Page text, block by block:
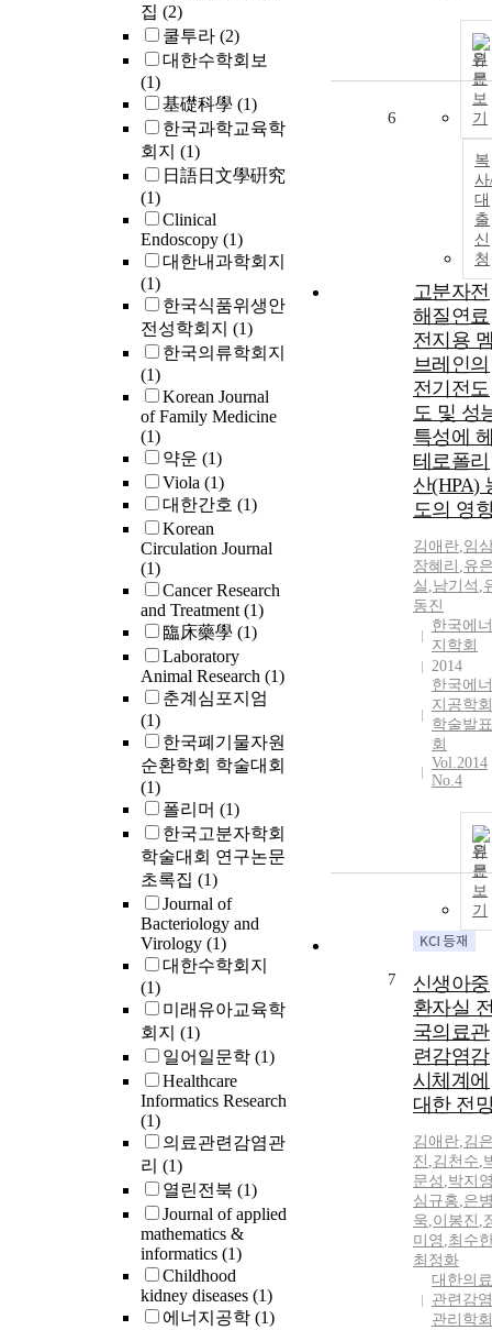
집 (2)
쿨투라 (2)
대한수학회보
(1)
基礎科學 (1)
한국과학교육학
회지 (1)
日語日文學硏究
(1)
Clinical
Endoscopy (1)
대한내과학회지
(1)
한국식품위생안
전성학회지 (1)
한국의류학회지
(1)
Korean Journal
of Family Medicine
(1)
약운 (1)
Viola (1)
대한간호 (1)
Korean
Circulation Journal
(1)
Cancer Research
and Treatment(1)
臨床藥學 (1)
Laboratory
Animal Research (1)
춘계심포지엄
(1)
한국폐기물자원
순환학회 학술대회
(1)
폴리머 (1)
한국고분자학회
학술대회 연구논문
초록집 (1)
Journal of
Bacteriology and
Virology (1)
대한수학회지
(1)
미래유아교육학
회지 (1)
일어일문학 (1)
Healthcare
Informatics Research
(1)
의료관련감염관
리 (1)
열린전북 (1)
Journal of applied
mathematics &
informatics (1)
Childhood
kidney diseases (1)
에너지공학 (1)
원
문
보
기
복
대
출
신
청
6
고분자전
해질연료
전지용
브레인의
전기전도
도 및 성
특성에
테로폴리
산(HPA)
도의 영
김애란,임
장혜리 ,유
실 ,남기석 ,
동진
한국에너
지학회
2014
한국에너
지공학회
학술발표
회
Vol.2014
No.4
원
문
보
기
7
신생아중
환자실
국의료관
련감염감
시체계에
대한 전
김애란,김
진 ,김천수,
문성 ,박지
심규홍,은
욱,이봉진 ,
미영 ,최수
최정화
대한의료
관련감염
관리학회